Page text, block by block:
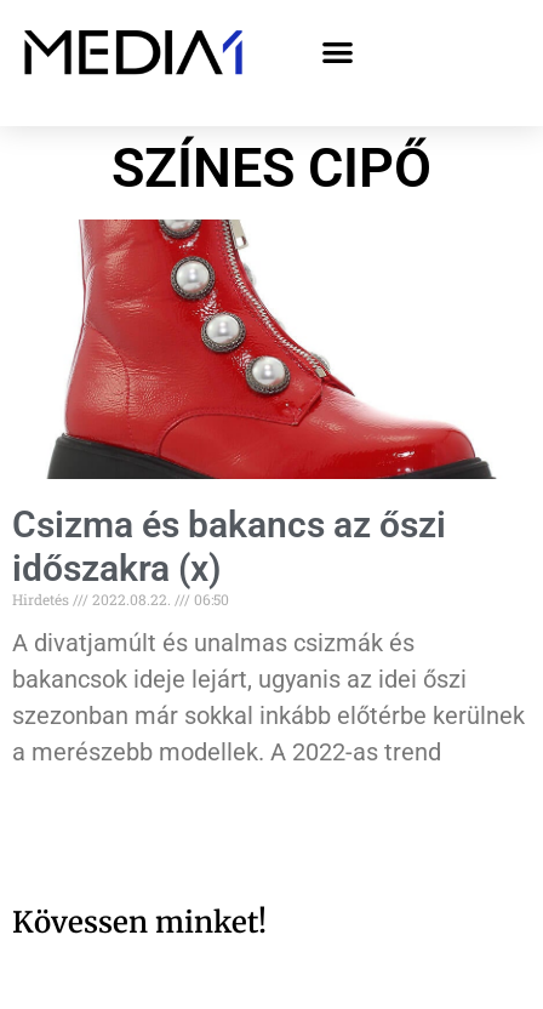
SZÍNES CIPŐ
Csizma és bakancs az őszi
időszakra (x)
Hirdetés 2022.08.22. 06:50
A divatjamúlt és unalmas csizmák és
bakancsok ideje lejárt, ugyanis az idei őszi
szezonban már sokkal inkább előtérbe kerülnek
a merészebb modellek. A 2022-as trend
Kövessen minket!